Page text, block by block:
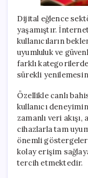
Dijital eğlence
yaşamıştır.
kullanıcıların
uyumluluk ve
farklı
sürekli
Özellikle canlı
kullanıcı
zamanlı veri
cihazlarla tam
önemli göstergeleri
kolay erişim
tercih etmektedir.